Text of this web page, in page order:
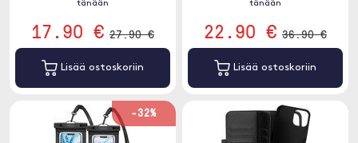
tänään
17.90 € 27.90 €
Lisää ostoskoriin
tänään
22.90 € 36.90 €
Lisää ostoskoriin
-32%